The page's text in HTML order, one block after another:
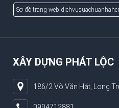
Sơ đồ trang web
XÂY DỰNG PHÁT LỘC
186/2 Võ Văn Hát, Long